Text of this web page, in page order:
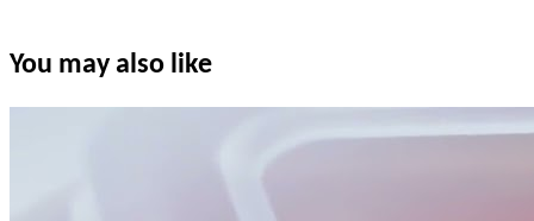
You may also like